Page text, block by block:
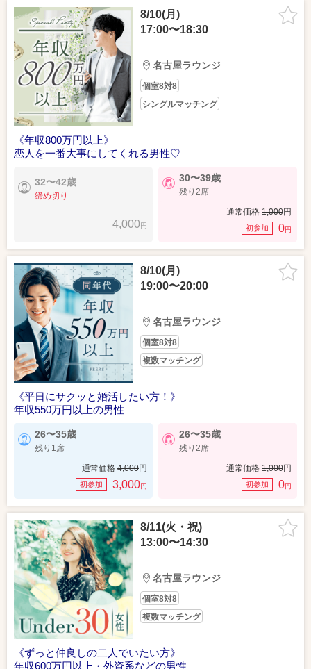
8/10(月)
17:00〜18:30
名古屋ラウンジ
個室8対8
シングルマッチング
《年収800万円以上》
恋人を一番大事にしてくれる男性♡
32〜42歳
締め切り
4,000円
30〜39歳
残り2席
通常価格 1,000円
初参加 0円
8/10(月)
19:00〜20:00
名古屋ラウンジ
個室8対8
複数マッチング
《平日にサクッと婚活したい方！》
年収550万円以上の男性
26〜35歳
残り1席
通常価格 4,000円
初参加 3,000円
26〜35歳
残り2席
通常価格 1,000円
初参加 0円
8/11(火・祝)
13:00〜14:30
名古屋ラウンジ
個室8対8
複数マッチング
《ずっと仲良しの二人でいたい方》
年収600万円以上・外資系などの男性